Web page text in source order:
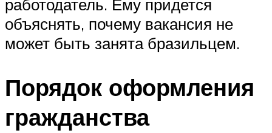
работодатель. Ему придется
объяснять, почему вакансия не
может быть занята бразильцем.
Порядок оформления
гражданства